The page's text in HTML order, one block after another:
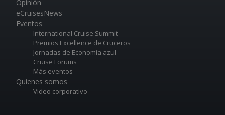
Opinión
eCruisesNews
Eventos
International Cruise Summit
Premios Excellence de Cruceros
Jornadas de Economía azul
Cruise Forums
Más eventos
Quienes somos
Video corporativo